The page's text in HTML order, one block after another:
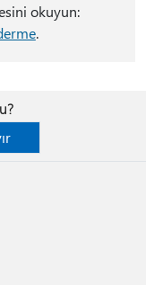
okuyun:
.